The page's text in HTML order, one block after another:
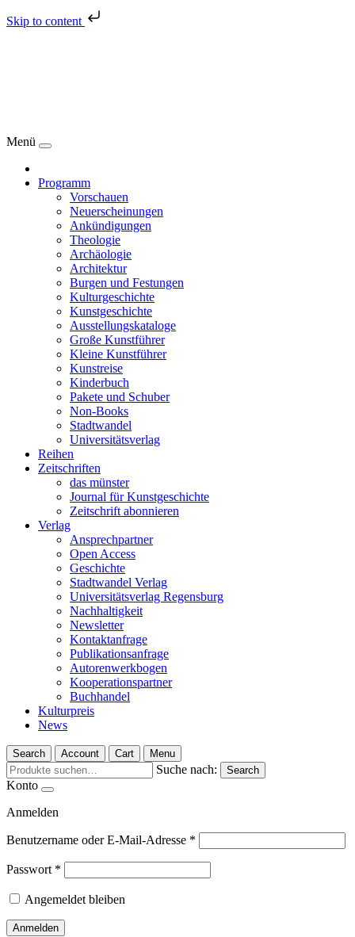
Skip to content
Menü
Programm
Vorschauen
Neuerscheinungen
Ankündigungen
Theologie
Archäologie
Architektur
Burgen und Festungen
Kulturgeschichte
Kunstgeschichte
Ausstellungskataloge
Große Kunstführer
Kleine Kunstführer
Kunstreise
Kinderbuch
Pakete und Schuber
Non-Books
Stadtwandel
Universitätsverlag
Reihen
Zeitschriften
das münster
Journal für Kunstgeschichte
Zeitschrift abonnieren
Verlag
Ansprechpartner
Open Access
Geschichte
Stadtwandel Verlag
Universitätsverlag Regensburg
Nachhaltigkeit
Newsletter
Kontaktanfrage
Publikationsanfrage
Autorenwerkbogen
Kooperationspartner
Buchhandel
Kulturpreis
News
Search Account Cart Menu
Suche nach: Search
Konto
Anmelden
Benutzername oder E-Mail-Adresse *
Passwort *
Angemeldet bleiben
Anmelden